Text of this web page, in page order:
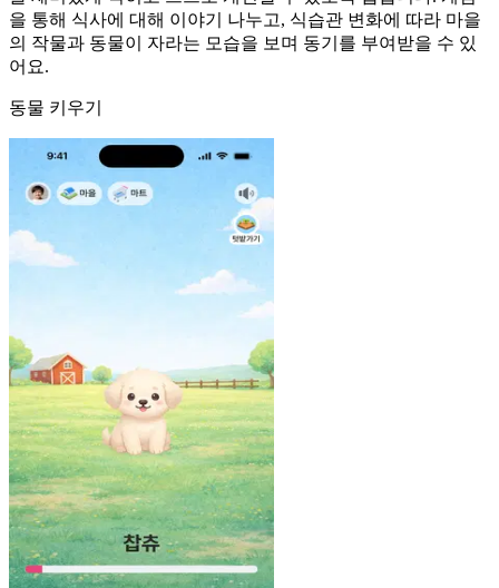
을 통해 식사에 대해 이야기 나누고, 식습관 변화에 따라 마을
의 작물과 동물이 자라는 모습을 보며 동기를 부여받을 수 있
어요.
동물 키우기